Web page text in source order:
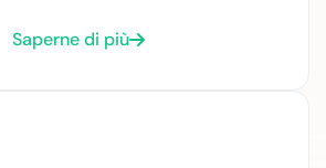
Saperne di più